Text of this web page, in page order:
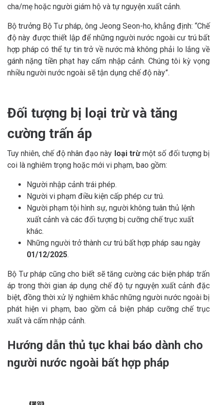
cha/mẹ hoặc người giám hộ và tự nguyện xuất cảnh.
Bộ trưởng Bộ Tư pháp, ông Jeong Seon-ho, khẳng định: “Chế
độ này được thiết lập để những người nước ngoài cư trú bất
hợp pháp có thể tự tin trở về nước mà không phải lo lắng về
gánh nặng tiền phạt hay cấm nhập cảnh. Chúng tôi kỳ vọng
nhiều người nước ngoài sẽ tận dụng chế độ này”.
Đối tượng bị loại trừ và tăng
cường trấn áp
Tuy nhiên, chế độ nhân đạo này loại trừmột số đối tượng bị
coi là nghiêm trọng hoặc mới vi phạm, bao gồm:
Người nhập cảnh trái phép.
Người vi phạm điều kiện cấp phép cư trú.
Người phạm tội hình sự, người không tuân thủ lệnh
xuất cảnh và các đối tượng bị cưỡng chế trục xuất
khác.
Những người trở thành cư trú bất hợp pháp sau ngày
01/12/2025.
Bộ Tư pháp cũng cho biết sẽ tăng cường các biện pháp trấn
áp trong thời gian áp dụng chế độ tự nguyện xuất cảnh đặc
biệt, đồng thời xử lý nghiêm khắc những người nước ngoài bị
phát hiện vi phạm, bao gồm cả biện pháp cưỡng chế trục
xuất và cấm nhập cảnh.
Hướng dẫn thủ tục khai báo dành cho
người nước ngoài bất hợp pháp